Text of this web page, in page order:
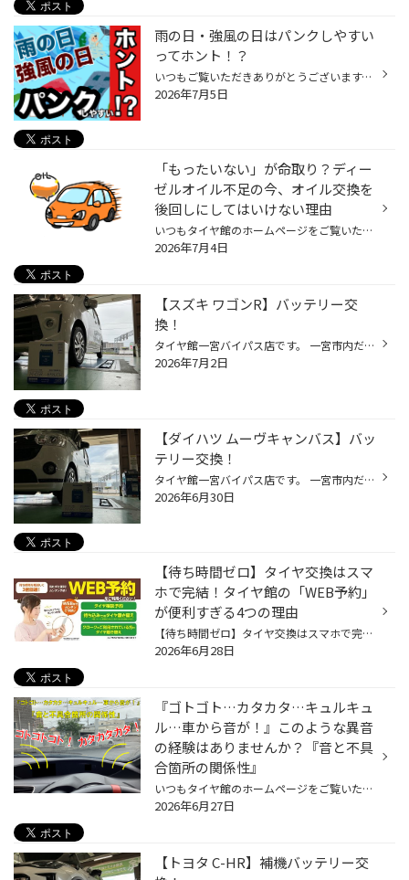
雨の日・強風の日はパンクしやすい
ってホント！？
いつもご覧いただきありがとうございます。 タイヤ館の最新セール情報はご来店いただいている画面右下の「チラシを見る」からご確認いただけます。 今回は、梅雨・ゲリラ豪雨・台風シーズンにとても気になる記事だと思います。 運転される方みなさまに当てはまる内容となっていますのでぜひ最後まで...
2026年7月5日
「もったいない」が命取り？ディー
ゼルオイル不足の今、オイル交換を
後回しにしてはいけない理由
いつもタイヤ館のホームページをご覧いただきありがとうございます。 ここ最近、中東情勢の影響でエンジンオイルの供給が不足しているのはご存知でしょうか！？ 今までエンジンオイルの入荷は2～3日で入荷しておりましたが、現在は納期未定のオイルなどもございます。 そこで今回はタイヤ館からのア...
2026年7月4日
【スズキ ワゴンR】バッテリー交
換！
タイヤ館一宮バイパス店です。 一宮市内だけでなく 江南市・北名古屋市・岩倉市・羽島市などからもご来店頂きまして ありがとうございます！ 【タイヤ館一宮アクセスMAP】↓ 店舗情報 タイヤ館アプリダウンロードでお得にタイヤGET 詳しくはこちら 先月から、バッテリーのお問い合わせを多く頂いてお...
2026年7月2日
【ダイハツ ムーヴキャンバス】バッ
テリー交換！
タイヤ館一宮バイパス店です。 一宮市内だけでなく 江南市・北名古屋市・岩倉市・羽島市などからもご来店頂きまして ありがとうございます！ 【タイヤ館一宮アクセスMAP】↓ 店舗情報 タイヤ館アプリダウンロードでお得にタイヤGET 詳しくはこちら 先月から、バッテリーのお問い合わせを多く頂いてお...
2026年6月30日
【待ち時間ゼロ】タイヤ交換はスマ
ホで完結！タイヤ館の「WEB予約」
が便利すぎる4つの理由
【待ち時間ゼロ】タイヤ交換はスマホで完結！タイヤ館の「WEB予約」が便利すぎる4つの理由 「タイヤ交換に行きたいけれど、お店で長時間待たされるのは嫌だな…」 「電話で予約するのは少し面倒だし、営業時間中にかける暇がない」 そんな風に悩んでいませんか？ タイヤ館では、スマホやパソコンから...
2026年6月28日
『ゴトゴト…カタカタ…キュルキュ
ル…車から音が！』このような異音
の経験はありませんか？『音と不具
合箇所の関係性』
いつもタイヤ館のホームページをご覧いただき ありがとうございます。 『ゴトゴト…カタカタ…キュルキュル…車から音が！』このような異音の経験はありませんか？『音と不具合箇所の関係性』 お車を使用していて… 『コトコト』『カタカタ』 『キィキィ』『キュルキュル』 このような気になってしまう ...
2026年6月27日
【トヨタ C-HR】補機バッテリー交